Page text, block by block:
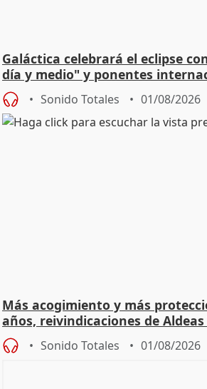
Galáctica celebrará el eclipse
día y medio" y ponentes
Sonido Totales 01/08/2026
Más acogimiento y más
años, reivindicaciones de
Sonido Totales 01/08/2026